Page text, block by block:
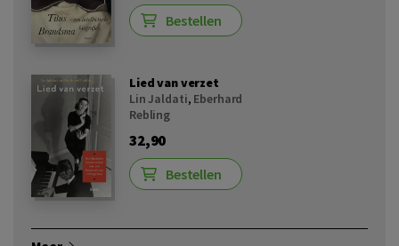
Bestellen
Lied van verzet
Lin Jaldati, Eberhard
Rebling
32,90
Bestellen